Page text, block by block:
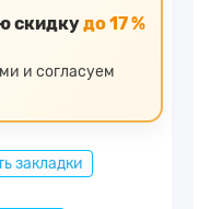
скидкудо 17 %
и согласуем
закладки